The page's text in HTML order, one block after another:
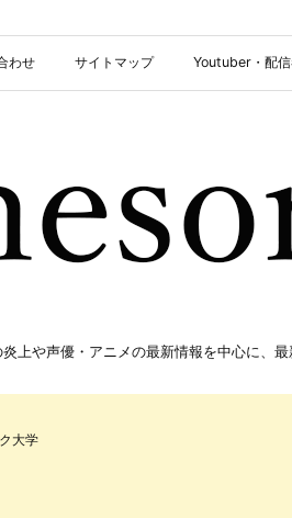
わせ サイトマップ Youtuber・配
上や声優・アニメの最新情報を中心に、
大学